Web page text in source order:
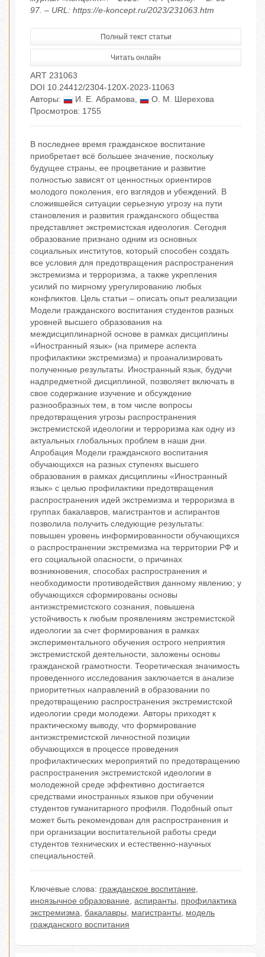
97. – URL: https://e-koncept.ru/2023/231063.htm
Полный текст статьи
Читать онлайн
ART 231063
DOI 10.24412/2304-120X-2023-11063
Авторы:
И. Е. Абрамова,
О. М. Шерехова
Просмотров: 1755
В последнее время гражданское воспитание
приобретает всё большее значение, поскольку
будущее страны, ее процветание и развитие
полностью зависят от ценностных ориентиров
молодого поколения, его взглядов и убеждений. В
сложившейся ситуации серьезную угрозу на пути
становления и развития гражданского общества
представляет экстремистская идеология. Сегодня
образование признано одним из основных
социальных институтов, который способен создать
все условия для предотвращения распространения
экстремизма и терроризма, а также укрепления
усилий по мирному урегулированию любых
конфликтов. Цель статьи – описать опыт реализации
Модели гражданского воспитания студентов разных
уровней высшего образования на
междисциплинарной основе в рамках дисциплины
«Иностранный язык» (на примере аспекта
профилактики экстремизма) и проанализировать
полученные результаты. Иностранный язык, будучи
надпредметной дисциплиной, позволяет включать в
свое содержание изучение и обсуждение
разнообразных тем, в том числе вопросы
предотвращения угрозы распространения
экстремистской идеологии и терроризма как одну из
актуальных глобальных проблем в наши дни.
Апробация Модели гражданского воспитания
обучающихся на разных ступенях высшего
образования в рамках дисциплины «Иностранный
язык» с целью профилактики предотвращения
распространения идей экстремизма и терроризма в
группах бакалавров, магистрантов и аспирантов
позволила получить следующие результаты:
повышен уровень информированности обучающихся
о распространении экстремизма на территории РФ и
его социальной опасности, о причинах
возникновения, способах распространения и
необходимости противодействия данному явлению; у
обучающихся сформированы основы
антиэкстремистского сознания, повышена
устойчивость к любым проявлениям экстремистской
идеологии за счет формирования в рамках
экспериментального обучения острого неприятия
экстремистской деятельности, заложены основы
гражданской грамотности. Теоретическая значимость
проведенного исследования заключается в анализе
приоритетных направлений в образовании по
предотвращению распространения экстремистской
идеологии среди молодежи. Авторы приходят к
практическому выводу, что формирование
антиэкстремистской личностной позиции
обучающихся в процессе проведения
профилактических мероприятий по предотвращению
распространения экстремистской идеологии в
молодежной среде эффективно достигается
средствами иностранных языков при обучении
студентов гуманитарного профиля. Подобный опыт
может быть рекомендован для распространения и
при организации воспитательной работы среди
студентов технических и естественно-научных
специальностей.
Ключевые слова: гражданское воспитание,
иноязычное образование, аспиранты, профилактика
экстремизма, бакалавры, магистранты, модель
гражданского воспитания